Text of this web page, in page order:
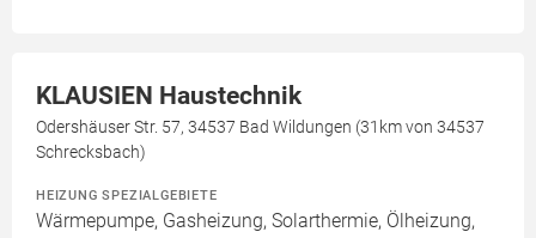
KLAUSIEN Haustechnik
Odershäuser Str. 57, 34537 Bad Wildungen (31km von 34537
Schrecksbach)
HEIZUNG SPEZIALGEBIETE
Wärmepumpe, Gasheizung, Solarthermie, Ölheizung,